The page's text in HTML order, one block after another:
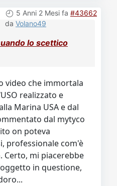
5 Anni 2 Mesi fa #43662
da Volano49
lo scettico
video che immortala
realizzato e
Marina USA e dal
dal mytyco
on poteva
professionale com'è
Certo, mi piacerebbe
in questione,